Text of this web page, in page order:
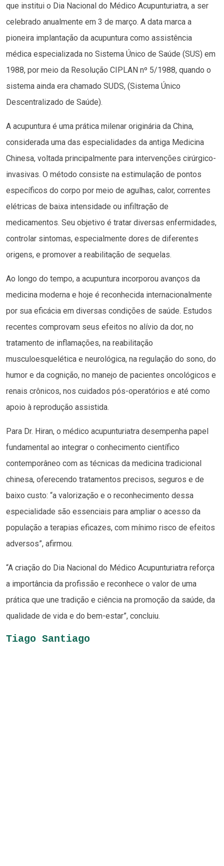
que institui o Dia Nacional do Médico Acupunturiatra, a ser
celebrado anualmente em 3 de março. A data marca a
pioneira implantação da acupuntura como assistência
médica especializada no Sistema Único de Saúde (SUS) em
1988, por meio da Resolução CIPLAN nº 5/1988, quando o
sistema ainda era chamado SUDS, (Sistema Único
Descentralizado de Saúde).
A acupuntura é uma prática milenar originária da China,
considerada uma das especialidades da antiga Medicina
Chinesa, voltada principalmente para intervenções cirúrgico-
invasivas. O método consiste na estimulação de pontos
específicos do corpo por meio de agulhas, calor, correntes
elétricas de baixa intensidade ou infiltração de
medicamentos. Seu objetivo é tratar diversas enfermidades,
controlar sintomas, especialmente dores de diferentes
origens, e promover a reabilitação de sequelas.
Ao longo do tempo, a acupuntura incorporou avanços da
medicina moderna e hoje é reconhecida internacionalmente
por sua eficácia em diversas condições de saúde. Estudos
recentes comprovam seus efeitos no alívio da dor, no
tratamento de inflamações, na reabilitação
musculoesquelética e neurológica, na regulação do sono, do
humor e da cognição, no manejo de pacientes oncológicos e
renais crônicos, nos cuidados pós-operatórios e até como
apoio à reprodução assistida.
Para Dr. Hiran, o médico acupunturiatra desempenha papel
fundamental ao integrar o conhecimento científico
contemporâneo com as técnicas da medicina tradicional
chinesa, oferecendo tratamentos precisos, seguros e de
baixo custo: “a valorização e o reconhecimento dessa
especialidade são essenciais para ampliar o acesso da
população a terapias eficazes, com mínimo risco de efeitos
adversos”, afirmou.
“A criação do Dia Nacional do Médico Acupunturiatra reforça
a importância da profissão e reconhece o valor de uma
prática que une tradição e ciência na promoção da saúde, da
qualidade de vida e do bem-estar”, concluiu.
Tiago Santiago